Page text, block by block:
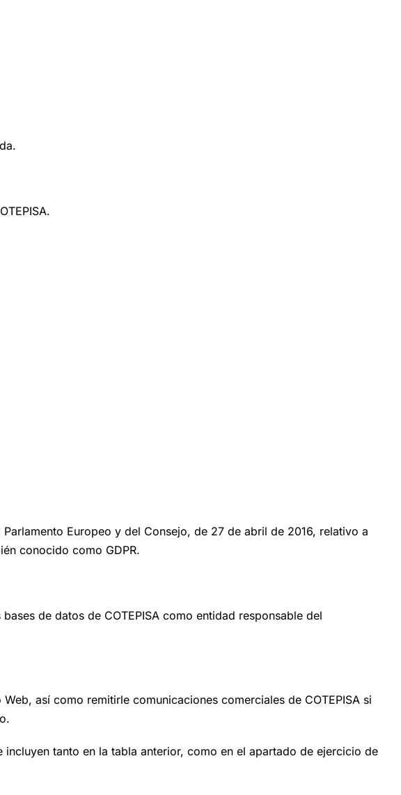
Europeo y del Consejo, de 27 de abril de 2016, relativo a
conocido como GDPR.
de datos de COTEPISA como entidad responsable del
así como remitirle comunicaciones comerciales de COTEPISA si
tanto en la tabla anterior, como en el apartado de ejercicio de